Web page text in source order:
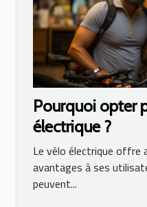
Pourquoi opter
électrique ?
Le vélo électrique offre
avantages à ses
peuvent...